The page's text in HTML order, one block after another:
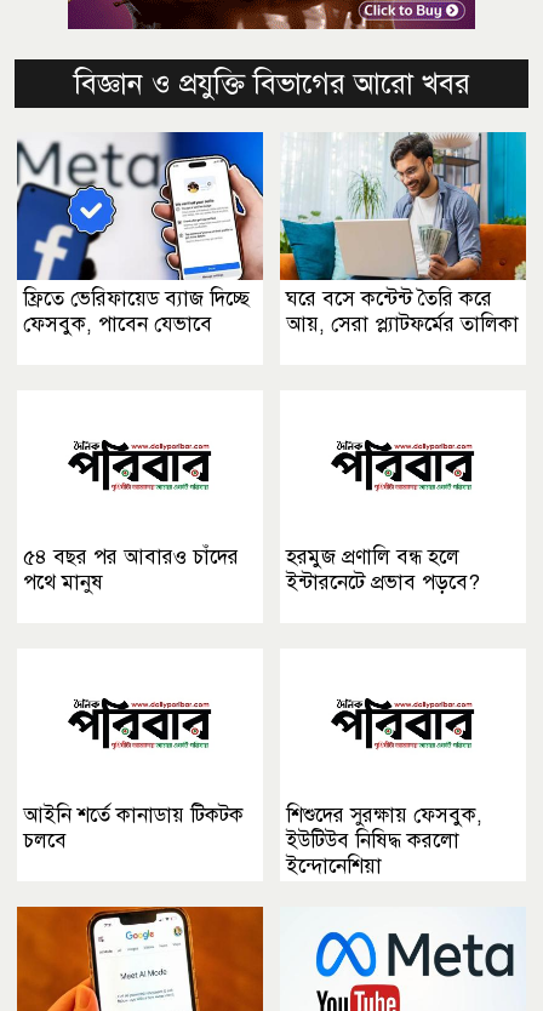
বিজ্ঞান ও প্রযুক্তি বিভাগের আরো খবর
ফ্রিতে ভেরিফায়েড ব্যাজ দিচ্ছে
ফেসবুক, পাবেন যেভাবে
ঘরে বসে কন্টেন্ট তৈরি করে
আয়, সেরা প্ল্যাটফর্মের তালিকা
৫৪ বছর পর আবারও চাঁদের
পথে মানুষ
হরমুজ প্রণালি বন্ধ হলে
ইন্টারনেটে প্রভাব পড়বে?
আইনি শর্তে কানাডায় টিকটক
চলবে
শিশুদের সুরক্ষায় ফেসবুক,
ইউটিউব নিষিদ্ধ করলো
ইন্দোনেশিয়া